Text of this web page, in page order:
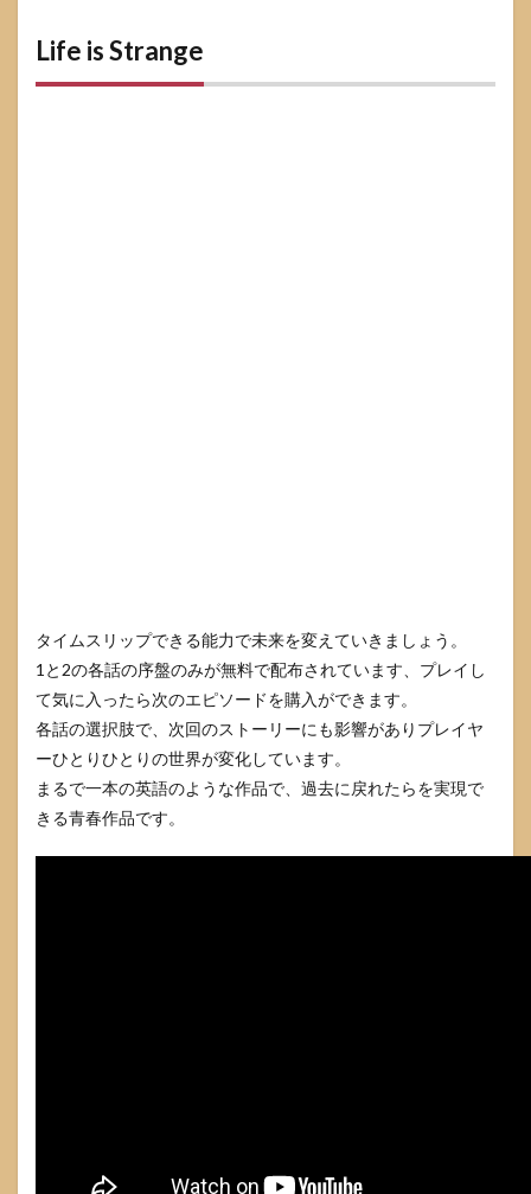
Life is Strange
タイムスリップできる能力で未来を変えていきましょう。
1と2の各話の序盤のみが無料で配布されています、プレイし
て気に入ったら次のエピソードを購入ができます。
各話の選択肢で、次回のストーリーにも影響がありプレイヤ
ーひとりひとりの世界が変化しています。
まるで一本の英語のような作品で、過去に戻れたらを実現で
きる青春作品です。